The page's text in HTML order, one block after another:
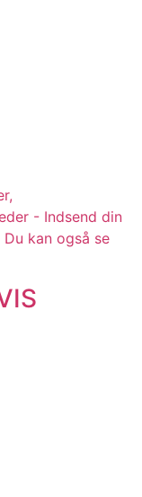
- Indsend din
kan også se